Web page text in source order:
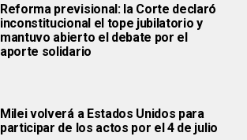
Reforma previsional: la Corte declaró
inconstitucional el tope jubilatorio y
mantuvo abierto el debate por el
aporte solidario
Milei volverá a Estados Unidos para
participar de los actos por el 4 de julio